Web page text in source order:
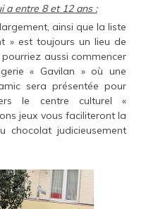
a entre 8 et 12 ans :
ainsi que la liste
» est toujours un lieu de
aussi commencer
« Gavilan » où une
sera présentée pour
le centre culturel «
jeux vous faciliteront la
chocolat judicieusement